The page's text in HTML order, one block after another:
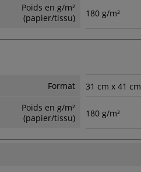
Poids en g/m²
(papier/tissu)
180 g/m²
Format
31 cm x 41 cm
Poids en g/m²
(papier/tissu)
180 g/m²